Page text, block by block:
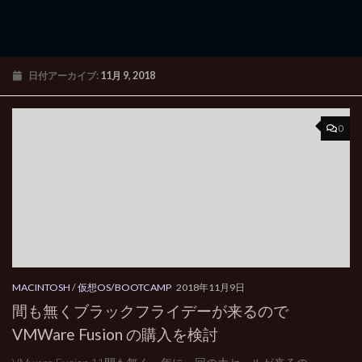
日付アーカイブ: 11月 9, 2018
0
MACINTOSH /仮想OS/BOOTCAMP 2018年11月9日
間も無くブラックフライデーが来るので
VMWare Fusion の購入を検討